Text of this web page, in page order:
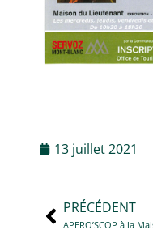
13 juillet 2021
PRÉCÉDENT